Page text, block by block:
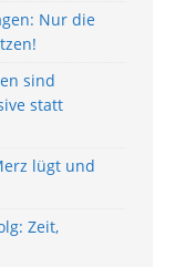
Nur die
sind
statt
lügt und
Zeit,